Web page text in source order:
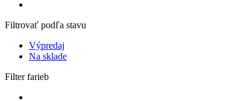
Filtrovať podľa stavu
Výpredaj
Na sklade
Filter farieb